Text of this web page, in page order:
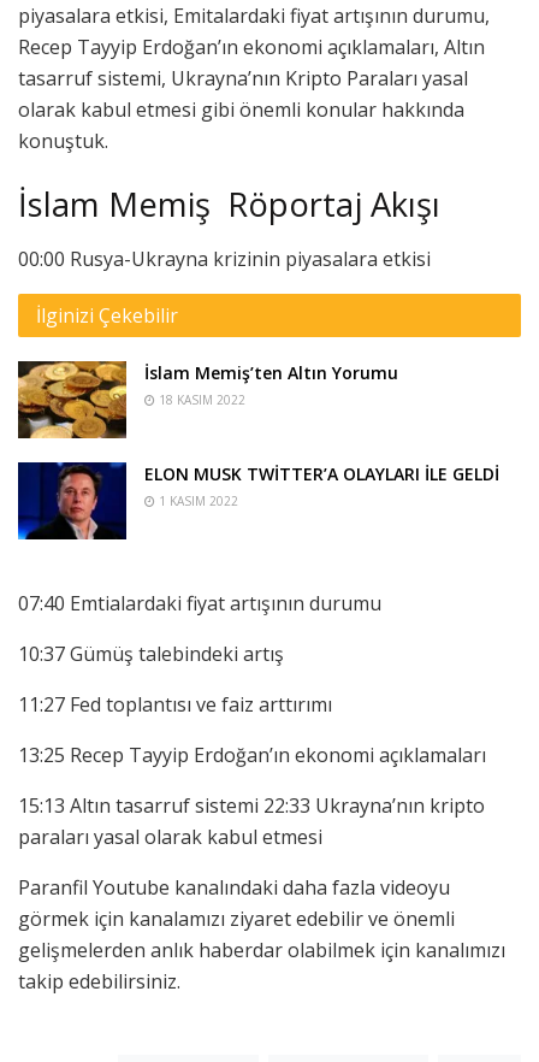
piyasalara etkisi, Emitalardaki fiyat artışının durumu,
Recep Tayyip Erdoğan’ın ekonomi açıklamaları, Altın
tasarruf sistemi, Ukrayna’nın Kripto Paraları yasal
olarak kabul etmesi gibi önemli konular hakkında
konuştuk.
İslam Memiş Röportaj Akışı
00:00 Rusya-Ukrayna krizinin piyasalara etkisi
İlginizi Çekebilir
İslam Memiş’ten Altın Yorumu
18 KASIM 2022
ELON MUSK TWİTTER’A OLAYLARI İLE GELDİ
1 KASIM 2022
07:40 Emtialardaki fiyat artışının durumu
10:37 Gümüş talebindeki artış
11:27 Fed toplantısı ve faiz arttırımı
13:25 Recep Tayyip Erdoğan’ın ekonomi açıklamaları
15:13 Altın tasarruf sistemi 22:33 Ukrayna’nın kripto
paraları yasal olarak kabul etmesi
Paranfil Youtube kanalındaki daha fazla videoyu
görmek için kanalamızı ziyaret edebilir ve önemli
gelişmelerden anlık haberdar olabilmek için kanalımızı
takip edebilirsiniz.